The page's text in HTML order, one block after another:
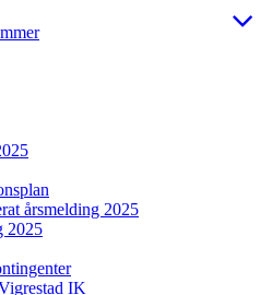
årsmelding 2025
2025
IK